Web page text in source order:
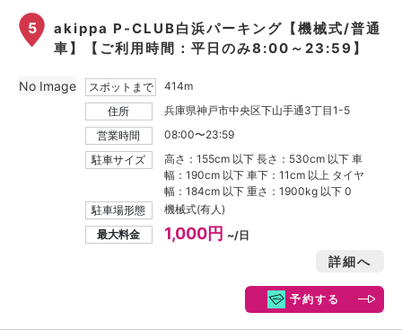
5
akippa P-CLUB白浜パーキング【機械式/普通
車】【ご利用時間：平日のみ8:00～23:59】
スポットまで
414m
住所
兵庫県神戸市中央区下山手通3丁目1-5
営業時間
08:00〜23:59
駐車サイズ
高さ：155cm 以下 長さ：530cm 以下 車
幅：190cm 以下 車下：11cm 以上 タイヤ
幅：184cm 以下 重さ：1900kg 以下 0
駐車場形態
機械式(有人)
最大料金
1,000円 ~/日
詳細へ
予約する
No Image